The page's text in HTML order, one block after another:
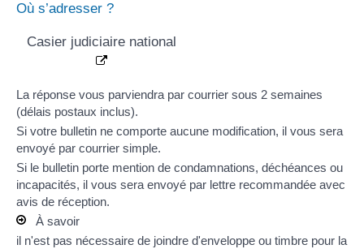
Où s’adresser ?
Casier judiciaire national
La réponse vous parviendra par courrier sous 2 semaines
(délais postaux inclus).
Si votre bulletin ne comporte aucune modification, il vous sera
envoyé par courrier simple.
Si le bulletin porte mention de condamnations, déchéances ou
incapacités, il vous sera envoyé par lettre recommandée avec
avis de réception.
À savoir
il n'est pas nécessaire de joindre d'enveloppe ou timbre pour la